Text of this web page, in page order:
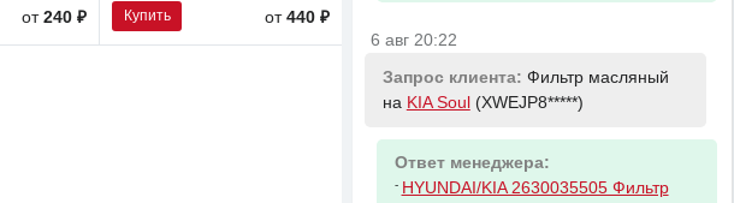
от240 ₽ Купить от 440 ₽
6 авг 20:22
Запрос клиента: Фильтр масляный
на KIA Soul (XWEJP8*****)
Ответ менеджера:
- HYUNDAI/KIA 2630035505 Фильтр